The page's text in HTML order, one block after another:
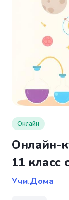
Онлайн
Онлайн-
11
Учи.Дома